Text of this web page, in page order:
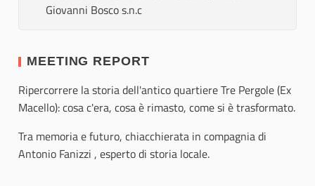
Giovanni Bosco s.n.c
MEETING REPORT
Ripercorrere la storia dell'antico quartiere Tre Pergole (Ex
Macello): cosa c'era, cosa è rimasto, come si è trasformato.
Tra memoria e futuro, chiacchierata in compagnia di
Antonio Fanizzi , esperto di storia locale.